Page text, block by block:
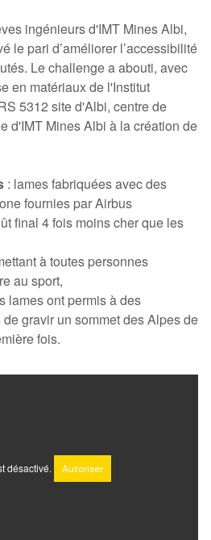
ingénieurs d'IMT Mines Albi,
le pari d’améliorer l’accessibilité
Le challenge a abouti, avec
en matériaux de l'Institut
5312 site d'Albi, centre de
d'IMT Mines Albi à la création de
: lames fabriquées avec des
fournies par Airbus
final 4 fois moins cher que les
à toutes personnes
au sport,
lames ont permis à des
gravir un sommet des Alpes de
fois.
désactivé. Autoriser